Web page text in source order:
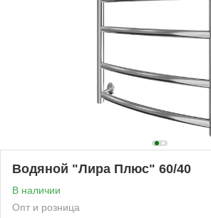
Водяной "Лира Плюс" 60/40
В наличии
Опт и розница